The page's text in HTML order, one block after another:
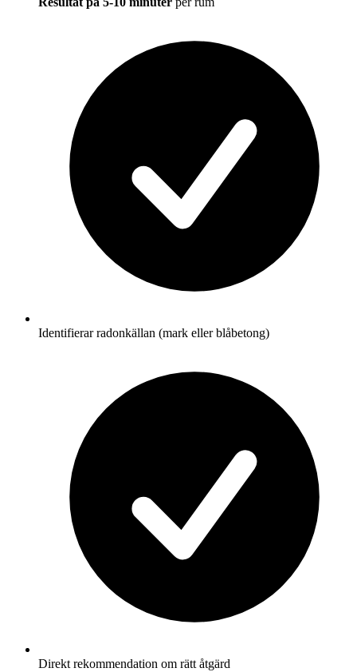
Identifierar radonkällan (mark eller blåbetong)
Direkt rekommendation om rätt åtgärd